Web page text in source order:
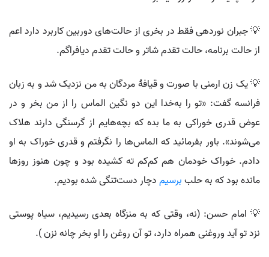
💡 جبران نوردهی فقط در بخری از حالت‌های دوربین کاربرد دارد اعم
از حالت برنامه، حالت تقدم شاتر و حالت تقدم دیافراگم.
💡 یک زن ارمنی با صورت و قیافهٔ مردگان به من نزدیک شد و به زبان
فرانسه گفت: «تو را به‌خدا این دو نگین الماس را از من بخر و در
عوض قدری خوراکی به ما بده که بچه‌هایم از گرسنگی دارند هلاک
می‌شوند». باور بفرمائید که الماس‌ها را نگرفتم و قدری خوراک به او
دادم. خوراک خودمان هم کم‌کم ته کشیده بود و چون هنوز روزها
مانده بود که به حلببرسیمدچار دست‌تنگی شده بودیم.
💡 امام حسن: (نه، وقتى كه به منزگاه بعدى رسيديم، سياه پوستى
نزد تو آيد وروغنى همراه دارد، تو آن روغن را او بخر چانه نزن ).